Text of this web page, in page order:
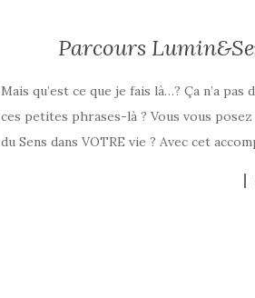
Parcours
Mais qu’est ce que je fais là…? Ça n’a
ces petites phrases-là ? Vous vous
du Sens dans VOTRE vie ? Avec cet